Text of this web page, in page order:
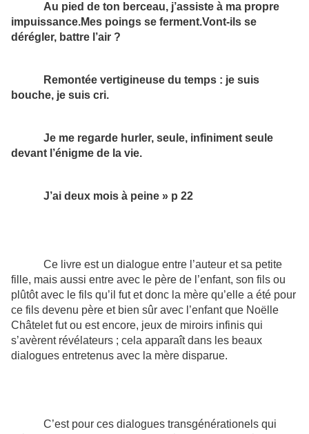
Au pied de ton berceau, j’assiste à ma propre
impuissance.Mes poings se ferment.Vont-ils se
dérégler, battre l’air ?
Remontée vertigineuse du temps : je suis
bouche, je suis cri.
Je me regarde hurler, seule, infiniment seule
devant l’énigme de la vie.
J’ai deux mois à peine » p 22
Ce livre est un dialogue entre l’auteur et sa petite
fille, mais aussi entre avec le père de l’enfant, son fils ou
plûtôt avec le fils qu’il fut et donc la mère qu’elle a été pour
ce fils devenu père et bien sûr avec l’enfant que Noëlle
Châtelet fut ou est encore, jeux de miroirs infinis qui
s’avèrent révélateurs ; cela apparaît dans les beaux
dialogues entretenus avec la mère disparue.
C’est pour ces dialogues transgénérationels qui